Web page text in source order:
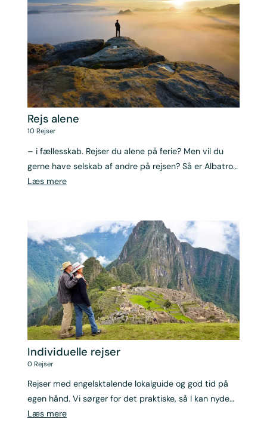
Rejs alene
10 Rejser
– i fællesskab. Rejser du alene på ferie? Men vil du
gerne have selskab af andre på rejsen? Så er Albatros’
singlerejser noget for dig.
Læs mere
Individuelle rejser
0 Rejser
Rejser med engelsktalende lokalguide og god tid på
egen hånd. Vi sørger for det praktiske, så I kan nyde
rejsen i eget tempo.
Læs mere